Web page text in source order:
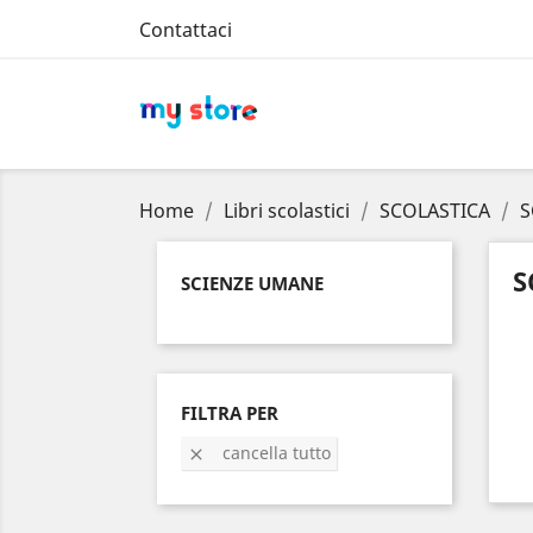
Contattaci
Home Libri scolastici SCOLASTICA
SCIENZE UMANE
FILTRA PER
 cancella tutto